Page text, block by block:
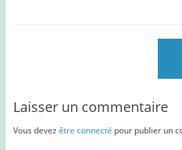
Laisser un commentaire
Vous devez être connecté pour publier un